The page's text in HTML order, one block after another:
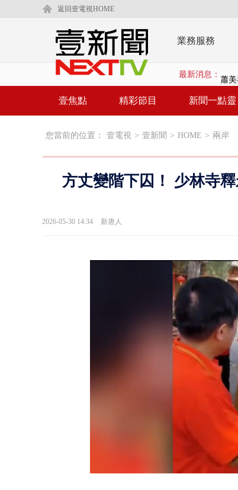
返回壹電視HOME
業務服務
最新消息： 蕭
「
白
沖
壹焦點 精彩節目 新聞一點靈
您當前的位置： 壹電視 > 壹新聞 > HOME > 兩岸
方丈變階下囚！ 少林寺
2026-05-30 14:34 新唐人
36.61%